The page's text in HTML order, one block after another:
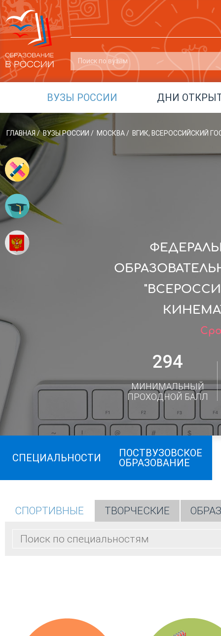
ВУЗЫ РОССИИ ДНИ
ГЛАВНАЯ / ВУЗЫ РОССИИ / МОСКВА/ ВГИК, ВСЕРОССИЙСКИЙ
294
МИНИМАЛЬНЫЙ
ПРОХОДНОЙ БАЛЛ
СПЕЦИАЛЬНОСТИ
ПОСТВУЗОВСКОЕ
ОБРАЗОВАНИЕ
СПОРТИВНЫЕ ТВОРЧЕСКИЕ